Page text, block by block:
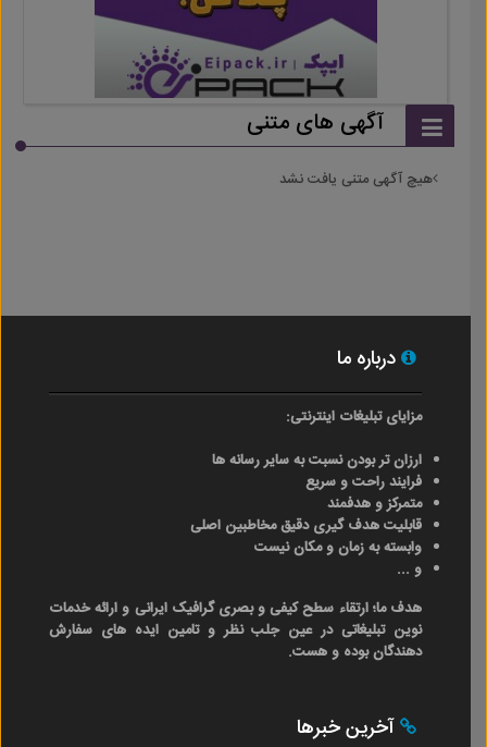
آگهی های متنی
هیچ آگهی متنی یافت نشد
درباره ما
مزایای تبلیغات اینترنتی:
ارزان تر بودن نسبت به سایر رسانه ها
فرایند راحت و سریع
متمرکز و هدفمند
قابلیت هدف گیری دقیق مخاطبین اصلی
وابسته به زمان و مکان نیست
و ...
هدف ما؛ ارتقاء سطح کیفی و بصری گرافیک ایرانی و ارائه خدمات
نوین تبلیغاتی در عین جلب نظر و تامین ایده های سفارش
دهندگان بوده و هست.
آخرین خبرها